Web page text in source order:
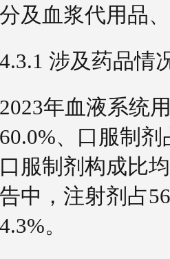
分及血浆代用品
4.3.1 涉及药品
2023年血液系统
60.0%、口服制
口服制剂构成比
告中，注射剂占
4.3%。